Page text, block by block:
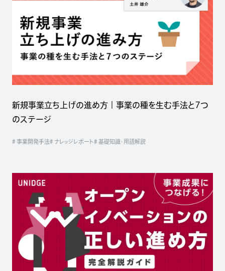
新規事業立ち上げの進め方｜事業の種を生む手法と7つ
のステージ
# 事業開発手法# ナレッジレポート# 基礎知識・用語解説